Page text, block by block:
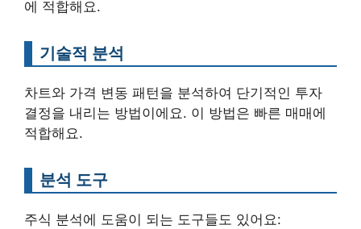
에 적합해요.
기술적 분석
차트와 가격 변동 패턴을 분석하여 단기적인 투자
결정을 내리는 방법이에요. 이 방법은 빠른 매매에
적합해요.
분석 도구
주식 분석에 도움이 되는 도구들도 있어요: